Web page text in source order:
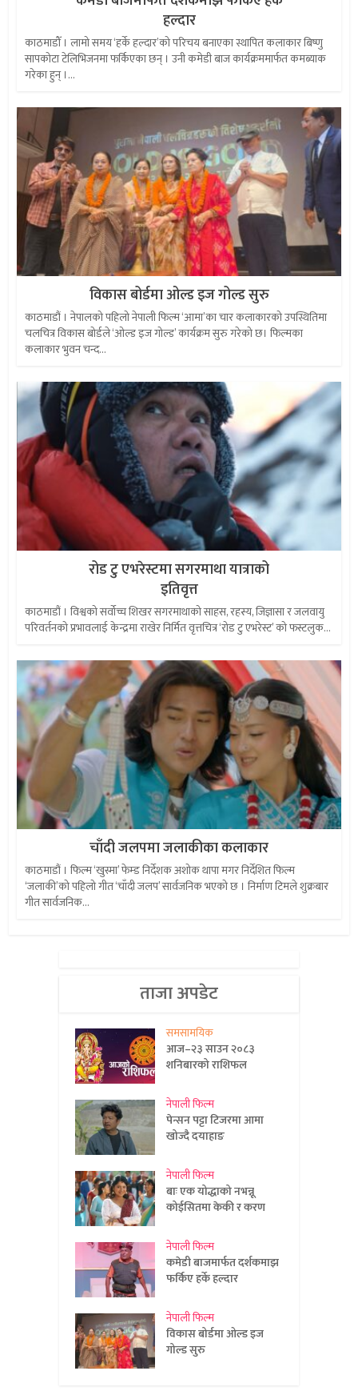
हल्दार
काठमाडौँ । लामो समय ‘हर्के हल्दार’को परिचय बनाएका स्थापित कलाकार बिष्णु
सापकोटा टेलिभिजनमा फर्किएका छन् । उनी कमेडी बाज कार्यक्रममार्फत कमब्याक
गरेका हुन् ।...
विकास बोर्डमा ओल्ड इज गोल्ड सुरु
काठमाडौं । नेपालको पहिलो नेपाली फिल्म ‘आमा’का चार कलाकारको उपस्थितिमा
चलचित्र विकास बोर्डले ‘ओल्ड इज गोल्ड’ कार्यक्रम सुरु गरेको छ। फिल्मका
कलाकार भुवन चन्द...
रोड टु एभरेस्टमा सगरमाथा यात्राको
इतिवृत्त
काठमाडौं । विश्वको सर्वोच्च शिखर सगरमाथाको साहस, रहस्य, जिज्ञासा र जलवायु
परिवर्तनको प्रभावलाई केन्द्रमा राखेर निर्मित वृत्तचित्र ‘रोड टु एभरेस्ट’ को फस्टलुक...
चाँदी जलपमा जलाकीका कलाकार
काठमाडौं । फिल्म ‘खुस्मा’ फेम्ड निर्देशक अशोक थापा मगर निर्देशित फिल्म
‘जलाकी’को पहिलो गीत ‘चाँदी जलप’ सार्वजनिक भएको छ । निर्माण टिमले शुक्रबार
गीत सार्वजनिक...
ताजा अपडेट
समसामयिक
आज–२३ साउन २०८३
शनिबारको राशिफल
नेपाली फिल्म
पेन्सन पट्टा टिजरमा आमा
खोज्दै दयाहाङ
नेपाली फिल्म
बाः एक योद्धाको नभन्नू
कोईसितमा केकी र करण
नेपाली फिल्म
कमेडी बाजमार्फत दर्शकमाझ
फर्किए हर्के हल्दार
नेपाली फिल्म
विकास बोर्डमा ओल्ड इज
गोल्ड सुरु